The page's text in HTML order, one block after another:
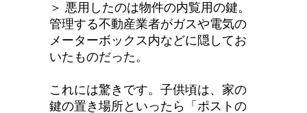
＞ 悪用したのは物件の内覧用の鍵。
管理する不動産業者がガスや電気の
メーターボックス内などに隠してお
いたものだった。
これには驚きです。子供頃は、家の
鍵の置き場所といったら「ポストの